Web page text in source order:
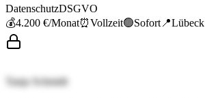
DatenschutzDSGVO
💰4.200 €/Monat⏰Vollzeit🟢Sofort 📍Lübeck
Tanja Schmidt